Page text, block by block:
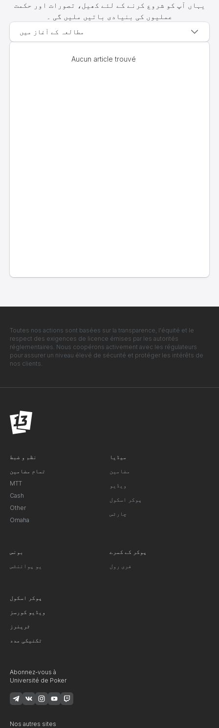
یہاں آپ کو شروع کرنے کے لئے کھیل، تصورات اور حکمت
عملیوں کی بنیادی باتیں ملیں گی ۔
Aucun article trouvé
مطالعہ کے آغاز میں
Toutes nos actions sont basées sur la transparence, l'équité et le
respect des exigences de licence émises par les autorités
réglementaires. Nous coopérons activement avec les régulateurs
pour assurer un niveau élevé de sécurité et protéger les intérêts de
nos clients.
نظم و ضبط
تمام مضامین
MTT
Cash
Other
Omaha
میڈیا
مضامین
ویڈیو
پوکر اسکول
چارٹس
بونس
یو پوائنٹس
پوکر کے کمرے
فری رول
پوکر اسکول
ویڈیو کورسز
ٹرینرز
تکنیکی مدد
Abonnez-vous à
Université de Poker
Nos autres sites